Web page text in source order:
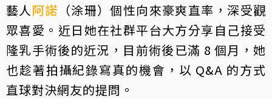
藝人 阿諾 （涂珊）個性向來豪爽直率，深受觀
眾喜愛。近日她在社群平台大方分享自己接受
隆乳手術後的近況，目前術後已滿 8 個月，她
也趁著拍攝紀錄寫真的機會，以 Q&A 的方式
直球對決網友的提問。